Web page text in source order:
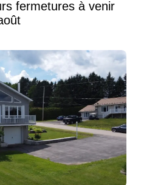
fermetures à venir